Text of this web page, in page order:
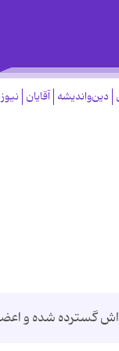
دین‌واندیشه آقایان
گسترده شده و